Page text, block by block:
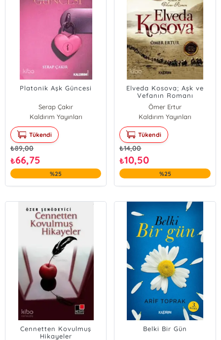
Platonik Aşk Güncesi
Serap Çakır
Kaldırım Yayınları
Tükendi
₺89,00
₺66,75
%25
Elveda Kosova; Aşk ve
Vefanın Romanı
Ömer Ertur
Kaldırım Yayınları
Tükendi
₺14,00
₺10,50
%25
Cennetten Kovulmuş
Hikayeler
Belki Bir Gün